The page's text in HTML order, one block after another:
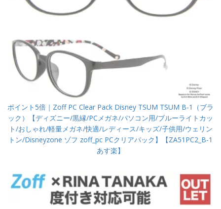
ポイント5倍｜Zoff PC Clear Pack Disney TSUM TSUM B-1（ブラ
ック）【ディズニー/黒縁/PCメガネ/パソコン用/ブルーライトカッ
ト/おしゃれ/軽量メガネ/快適/レディース/キッズ/子供用/ウェリン
トン/Disneyzone ゾフ zoff_pc PCクリアパック】【ZA51PC2_B-1
あす楽】